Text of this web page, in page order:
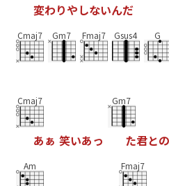
変わりやしないんだ
Cmaj7 Gm7 Fmaj7 Gsus4 G
Cmaj7
あぁ 笑いあっ
Gm7
た君との
Am Fmaj7